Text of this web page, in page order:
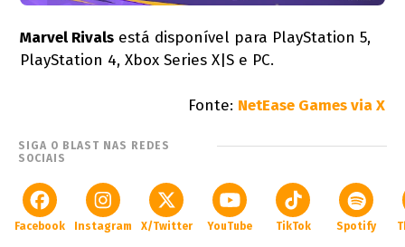
Marvel Rivals está disponível para PlayStation 5,
PlayStation 4, Xbox Series X|S e PC.
Fonte: NetEase Games via X
SIGA O BLAST NAS REDES
SOCIAIS
Facebook Instagram X/Twitter YouTube TikTok Spotify